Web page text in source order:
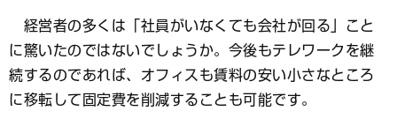
経営者の多くは「社員がいなくても会社が回る」こと
に驚いたのではないでしょうか。今後もテレワークを継
続するのであれば、オフィスも賃料の安い小さなところ
に移転して固定費を削減することも可能です。